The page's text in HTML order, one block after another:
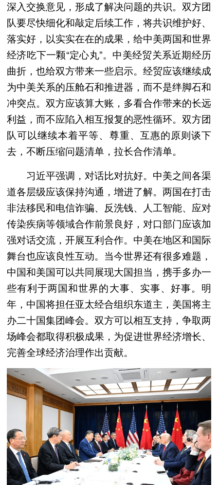
深入交换意见，形成了解决问题的共识。双方团
队要尽快细化和敲定后续工作，将共识维护好、
落实好，以实实在在的成果，给中美两国和世界
经济吃下一颗“定心丸”。中美经贸关系近期经历
曲折，也给双方带来一些启示。经贸应该继续成
为中美关系的压舱石和推进器，而不是绊脚石和
冲突点。双方应该算大账，多看合作带来的长远
利益，而不应陷入相互报复的恶性循环。双方团
队可以继续本着平等、尊重、互惠的原则谈下
去，不断压缩问题清单，拉长合作清单。
习近平强调，对话比对抗好。中美之间各渠
道各层级应该保持沟通，增进了解。两国在打击
非法移民和电信诈骗、反洗钱、人工智能、应对
传染疾病等领域合作前景良好，对口部门应该加
强对话交流，开展互利合作。中美在地区和国际
舞台也应该良性互动。当今世界还有很多难题，
中国和美国可以共同展现大国担当，携手多办一
些有利于两国和世界的大事、实事、好事。明
年，中国将担任亚太经合组织东道主，美国将主
办二十国集团峰会。双方可以相互支持，争取两
场峰会都取得积极成果，为促进世界经济增长、
完善全球经济治理作出贡献。